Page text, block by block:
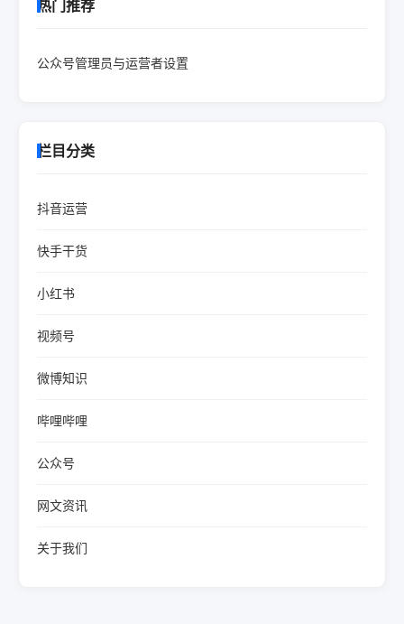
热门推荐
公众号管理员与运营者设置
栏目分类
抖音运营
快手干货
小红书
视频号
微博知识
哔哩哔哩
公众号
网文资讯
关于我们